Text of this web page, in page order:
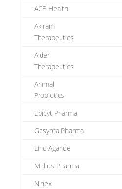
ACE Health
Akiram
Therapeutics
Alder
Therapeutics
Animal
Probiotics
Epicyt Pharma
Gesynta Pharma
Linc Ägande
Melius Pharma
Ninex